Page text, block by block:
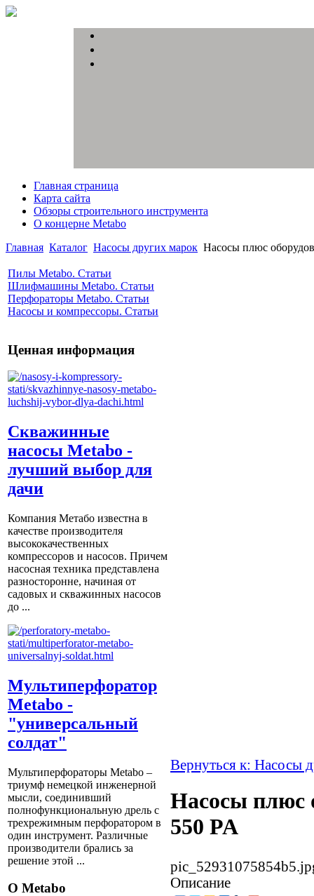
Главная страница
Карта сайта
Обзоры строительного инструмента
О концерне Metabo
Главная Каталог Насосы других марок Насосы плюс
Пилы Metabo. Статьи
Шлифмашины Metabo. Статьи
Перфораторы Metabo. Статьи
Насосы и компрессоры. Статьи
Ценная информация
Скважинные
насосы Metabo -
лучший выбор для
дачи
Компания Метабо известна в
качестве производителя
высококачественных
компрессоров и насосов. Причем
насосная техника представлена
разносторонне, начиная от
садовых и скважинных насосов
до ...
Мультиперфоратор
Metabo -
"универсальный
солдат"
Мультиперфораторы Metabo –
триумф немецкой инженерной
мысли, соединивший
полнофункциональную дрель с
трехрежимным перфоратором в
один инструмент. Различные
производители брались за
решение этой ...
О Metabo
Вернуться к: Насосы
Насосы плюс
550 PA
Описание